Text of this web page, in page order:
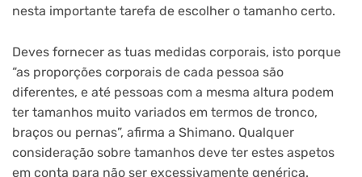
nesta importante tarefa de escolher o tamanho certo.
Deves fornecer as tuas medidas corporais, isto porque
“as proporções corporais de cada pessoa são
diferentes, e até pessoas com a mesma altura podem
ter tamanhos muito variados em termos de tronco,
braços ou pernas”, afirma a Shimano. Qualquer
consideração sobre tamanhos deve ter estes aspetos
em conta para não ser excessivamente genérica.